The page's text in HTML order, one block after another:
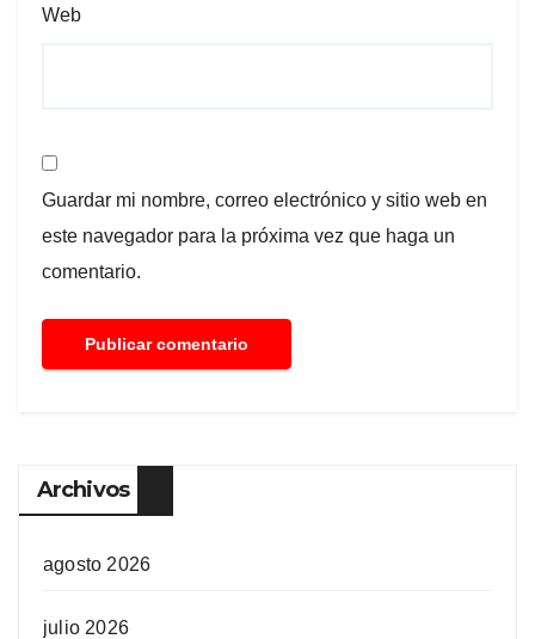
Web
Guardar mi nombre, correo electrónico y sitio web en
este navegador para la próxima vez que haga un
comentario.
Archivos
agosto 2026
julio 2026